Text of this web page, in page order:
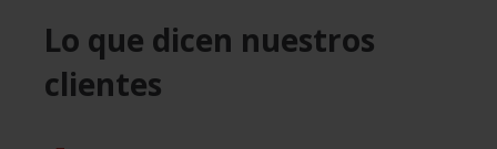
Lo que dicen nuestros
clientes